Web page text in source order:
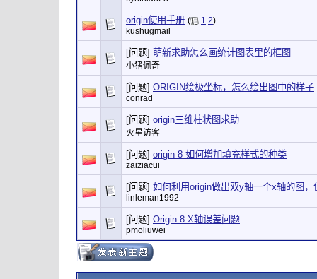
origin使用手册 ( 1 2)
kushugmail
[问题] 萌新求助怎么画统计图表里的框图
小猪佩奇
[问题] ORIGIN绘极坐标，怎么绘出图中的样子
conrad
[问题] origin三维柱状图求助
火星访客
[问题] origin 8 如何增加填充样式的种类
zaiziacui
[问题] 如何利用origin做出双y轴一个x轴的图
linleman1992
[问题] Origin 8 X轴误差问题
pmoliuwei